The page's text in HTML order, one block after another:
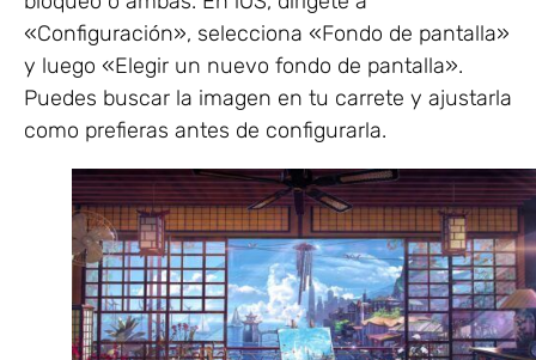
«Configuración», selecciona «Fondo de pantalla»
y luego «Elegir un nuevo fondo de pantalla».
Puedes buscar la imagen en tu carrete y ajustarla
como prefieras antes de configurarla.